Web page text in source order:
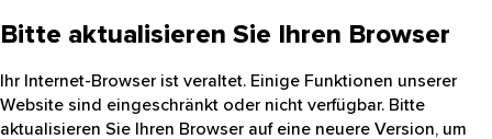
Bitte aktualisieren Sie Ihren Browser
Ihr Internet-Browser ist veraltet. Einige Funktionen unserer
Website sind eingeschränkt oder nicht verfügbar. Bitte
aktualisieren Sie Ihren Browser auf eine neuere Version, um